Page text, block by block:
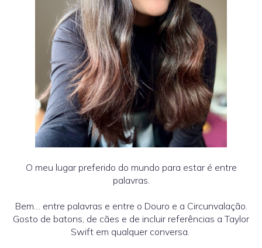
O meu lugar preferido do mundo para estar é entre
palavras.
Bem… entre palavras e entre o Douro e a Circunvalação.
Gosto de batons, de cães e de incluir referências a Taylor
Swift em qualquer conversa.